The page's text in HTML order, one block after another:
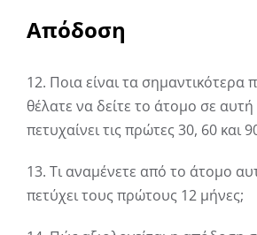
Απόδοση
12. Ποια είναι τα
θέλατε να δείτε το άτομο σε
πετυχαίνει τις πρώτες 30, 60 και
13. Τι αναμένετε από το άτομο
πετύχει τους πρώτους 12 μήνες;